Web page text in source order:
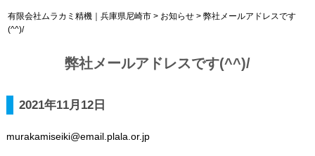
有限会社ムラカミ精機｜兵庫県尼崎市> お知らせ> 弊社メールアドレスです
(^^)/
弊社メールアドレスです(^^)/
2021年11月12日
murakamiseiki@email.plala.or.jp